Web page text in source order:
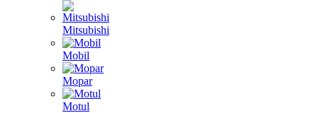
Mitsubishi
Mobil
Mopar
Motul